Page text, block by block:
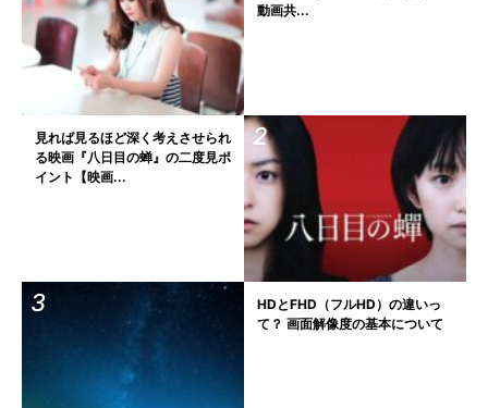
動画共...
見れば見るほど深く考えさせられ
る映画『八日目の蝉』の二度見ポ
イント【映画...
HDとFHD（フルHD）の違いっ
て？ 画面解像度の基本について